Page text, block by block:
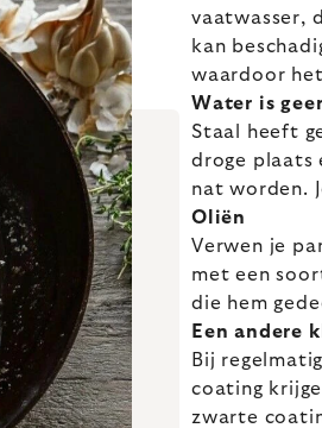
vaatwasser,
kan
waardoor
Water is
Staal heeft
droge plaats
nat worden.
Oliën
Verwen je
met een
die hem
Een andere
Bij
coating
zwarte